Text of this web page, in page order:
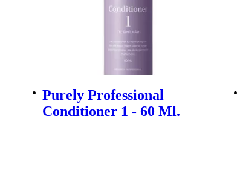
Purely Professional
Conditioner 1 - 60 Ml.